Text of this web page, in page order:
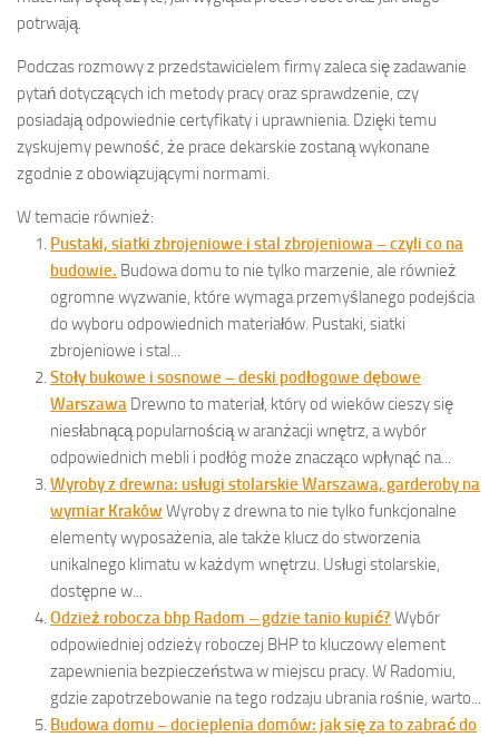
potrwają.
Podczas rozmowy z przedstawicielem firmy zaleca się zadawanie
pytań dotyczących ich metody pracy oraz sprawdzenie, czy
posiadają odpowiednie certyfikaty i uprawnienia. Dzięki temu
zyskujemy pewność, że prace dekarskie zostaną wykonane
zgodnie z obowiązującymi normami.
W temacie również:
Pustaki, siatki zbrojeniowe i stal zbrojeniowa – czyli co na
budowie. Budowa domu to nie tylko marzenie, ale również
ogromne wyzwanie, które wymaga przemyślanego podejścia
do wyboru odpowiednich materiałów. Pustaki, siatki
zbrojeniowe i stal...
Stoły bukowe i sosnowe – deski podłogowe dębowe
Warszawa Drewno to materiał, który od wieków cieszy się
niesłabnącą popularnością w aranżacji wnętrz, a wybór
odpowiednich mebli i podłóg może znacząco wpłynąć na...
Wyroby z drewna: usługi stolarskie Warszawa, garderoby na
wymiar Kraków Wyroby z drewna to nie tylko funkcjonalne
elementy wyposażenia, ale także klucz do stworzenia
unikalnego klimatu w każdym wnętrzu. Usługi stolarskie,
dostępne w...
Odzież robocza bhp Radom – gdzie tanio kupić? Wybór
odpowiedniej odzieży roboczej BHP to kluczowy element
zapewnienia bezpieczeństwa w miejscu pracy. W Radomiu,
gdzie zapotrzebowanie na tego rodzaju ubrania rośnie, warto...
Budowa domu – docieplenia domów: jak się za to zabrać do